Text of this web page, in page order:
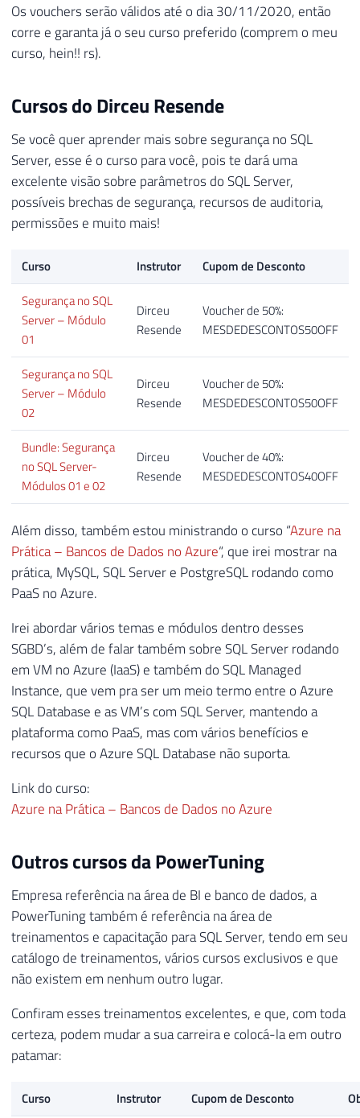
Os vouchers serão válidos até o dia 30/11/2020, então
corre e garanta já o seu curso preferido (comprem o meu
curso, hein!! rs).
Cursos do Dirceu Resende
Se você quer aprender mais sobre segurança no SQL
Server, esse é o curso para você, pois te dará uma
excelente visão sobre parâmetros do SQL Server,
possíveis brechas de segurança, recursos de auditoria,
permissões e muito mais!
Curso Instrutor
Cupom de Desconto
Segurança no SQL
Server – Módulo
01
Dirceu
Resende
Voucher de 50%:
MESDEDESCONTOS50OFF
Segurança no SQL
Server – Módulo
02
Dirceu
Resende
Voucher de 50%:
MESDEDESCONTOS50OFF
Bundle: Segurança
no SQL Server-
Módulos 01 e 02
Dirceu
Resende
Voucher de 40%:
MESDEDESCONTOS40OFF
Além disso, também estou ministrando o curso “Azure na
Prática – Bancos de Dados no Azure“, que irei mostrar na
prática, MySQL, SQL Server e PostgreSQL rodando como
PaaS no Azure.
Irei abordar vários temas e módulos dentro desses
SGBD’s, além de falar também sobre SQL Server rodando
em VM no Azure (IaaS) e também do SQL Managed
Instance, que vem pra ser um meio termo entre o Azure
SQL Database e as VM’s com SQL Server, mantendo a
plataforma como PaaS, mas com vários benefícios e
recursos que o Azure SQL Database não suporta.
Link do curso:
Azure na Prática – Bancos de Dados no Azure
Outros cursos da PowerTuning
Empresa referência na área de BI e banco de dados, a
PowerTuning também é referência na área de
treinamentos e capacitação para SQL Server, tendo em seu
catálogo de treinamentos, vários cursos exclusivos e que
não existem em nenhum outro lugar.
Confiram esses treinamentos excelentes, e que, com toda
certeza, podem mudar a sua carreira e colocá-la em outro
patamar:
Curso Instrutor Cupom de Desconto